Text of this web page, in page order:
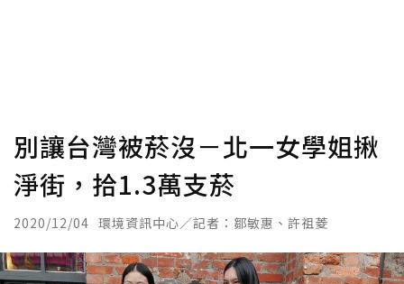
別讓台灣被菸沒－北一女學姐揪
淨街，拾1.3萬支菸
2020/12/04 環境資訊中心／記者：鄒敏惠、許祖菱